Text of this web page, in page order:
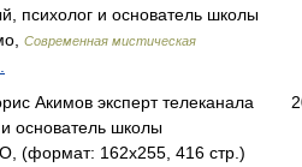
психолог и основатель школы
Современная мистическая
Акимов эксперт телеканала
основатель школы
162x255, 416 стр.)